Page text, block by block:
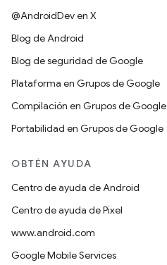
@AndroidDev en X
Blog de Android
Blog de seguridad de Google
Plataforma en Grupos de Google
Compilación en Grupos de Google
Portabilidad en Grupos de Google
OBTÉN AYUDA
Centro de ayuda de Android
Centro de ayuda de Pixel
www.android.com
Google Mobile Services